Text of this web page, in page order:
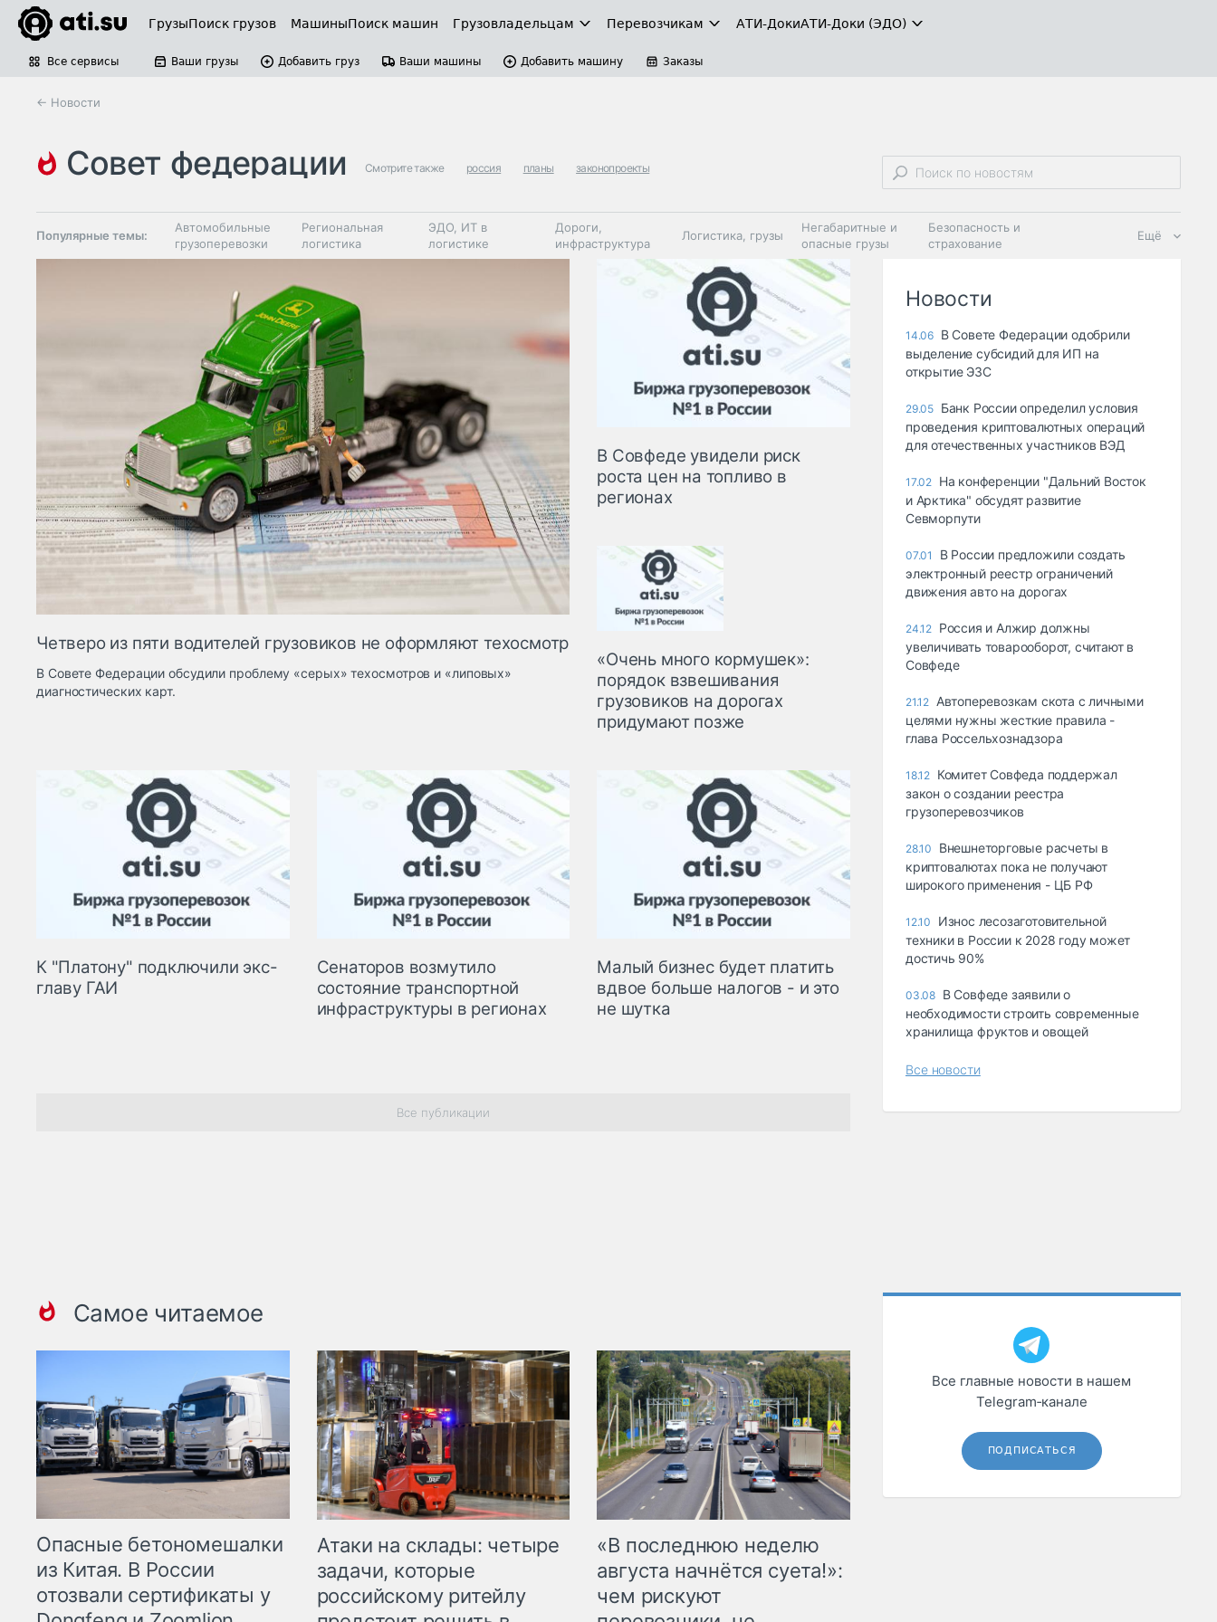
ГрузыПоиск грузов МашиныПоиск машин Грузовладельцам Перевозчикам АТИ-ДокиАТИ-Доки (ЭДО)
Все сервисы Ваши грузы Добавить груз Ваши машины Добавить машину Заказы
← Новости
совет федерации Смотрите также россия планы законопроекты
Популярные темы:
Автомобильные
грузоперевозки
Региональная
логистика
ЭДО, ИТ в
логистике
Дороги,
инфраструктура
Логистика, грузы
Негабаритные и
опасные грузы
Безопасность и
страхование
терминалы
Автосервис,
запчасти, шины
Топливо, масла и
автохимия
Ещё
Четверо из пяти водителей грузовиков не оформляют техосмотр
В Совете Федерации обсудили проблему «серых» техосмотров и «липовых»
диагностических карт.
В Совфеде увидели риск
роста цен на топливо в
регионах
«Очень много кормушек»:
порядок взвешивания
грузовиков на дорогах
придумают позже
К "Платону" подключили экс-
главу ГАИ
Сенаторов возмутило
состояние транспортной
инфраструктуры в регионах
Малый бизнес будет платить
вдвое больше налогов - и это
не шутка
Все публикации
Самое читаемое
Опасные бетономешалки
из Китая. В России
отозвали сертификаты у
Атаки на склады: четыре
задачи, которые
российскому ритейлу
«В последнюю неделю
августа начнётся суета!»:
чем рискуют
Новости
14.06 В Совете Федерации одобрили
выделение субсидий для ИП на
открытие ЭЗС
29.05 Банк России определил условия
проведения криптовалютных операций
для отечественных участников ВЭД
17.02 На конференции "Дальний Восток
и Арктика" обсудят развитие
Севморпути
07.01
В России предложили создать
электронный реестр ограничений
движения авто на дорогах
24.12 Россия и Алжир должны
увеличивать товарооборот, считают в
Совфеде
21.12 Автоперевозкам скота с личными
целями нужны жесткие правила -
глава Россельхознадзора
18.12 Комитет Совфеда поддержал
закон о создании реестра
грузоперевозчиков
28.10
Внешнеторговые расчеты в
криптовалютах пока не получают
широкого применения - ЦБ РФ
12.10
Износ лесозаготовительной
техники в России к 2028 году может
достичь 90%
03.08 В Совфеде заявили о
необходимости строить современные
хранилища фруктов и овощей
Все новости
Все главные новости в нашем
Telegram‑канале
ПОДПИСАТЬСЯ